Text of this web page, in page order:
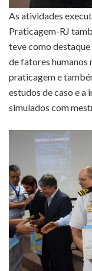
As atividades
Praticagem-RJ
teve como
de fatores humanos
praticagem e
estudos de caso e
simulados com